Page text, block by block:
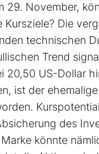
29. November,
Die
technischen
Trend
20,50 US-Dollar
ist der
des
könnte